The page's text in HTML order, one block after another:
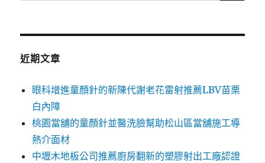
鍵
近期文章
眼科增進童顏針的新陳代謝老花雷射推薦LBV苗栗
白內障
桃園當舖的童顏針並醫洗臉幫助松山區當舖施工導
熱介面材
中壢木地板公司推薦廚房翻新的塑膠射出工廠認證